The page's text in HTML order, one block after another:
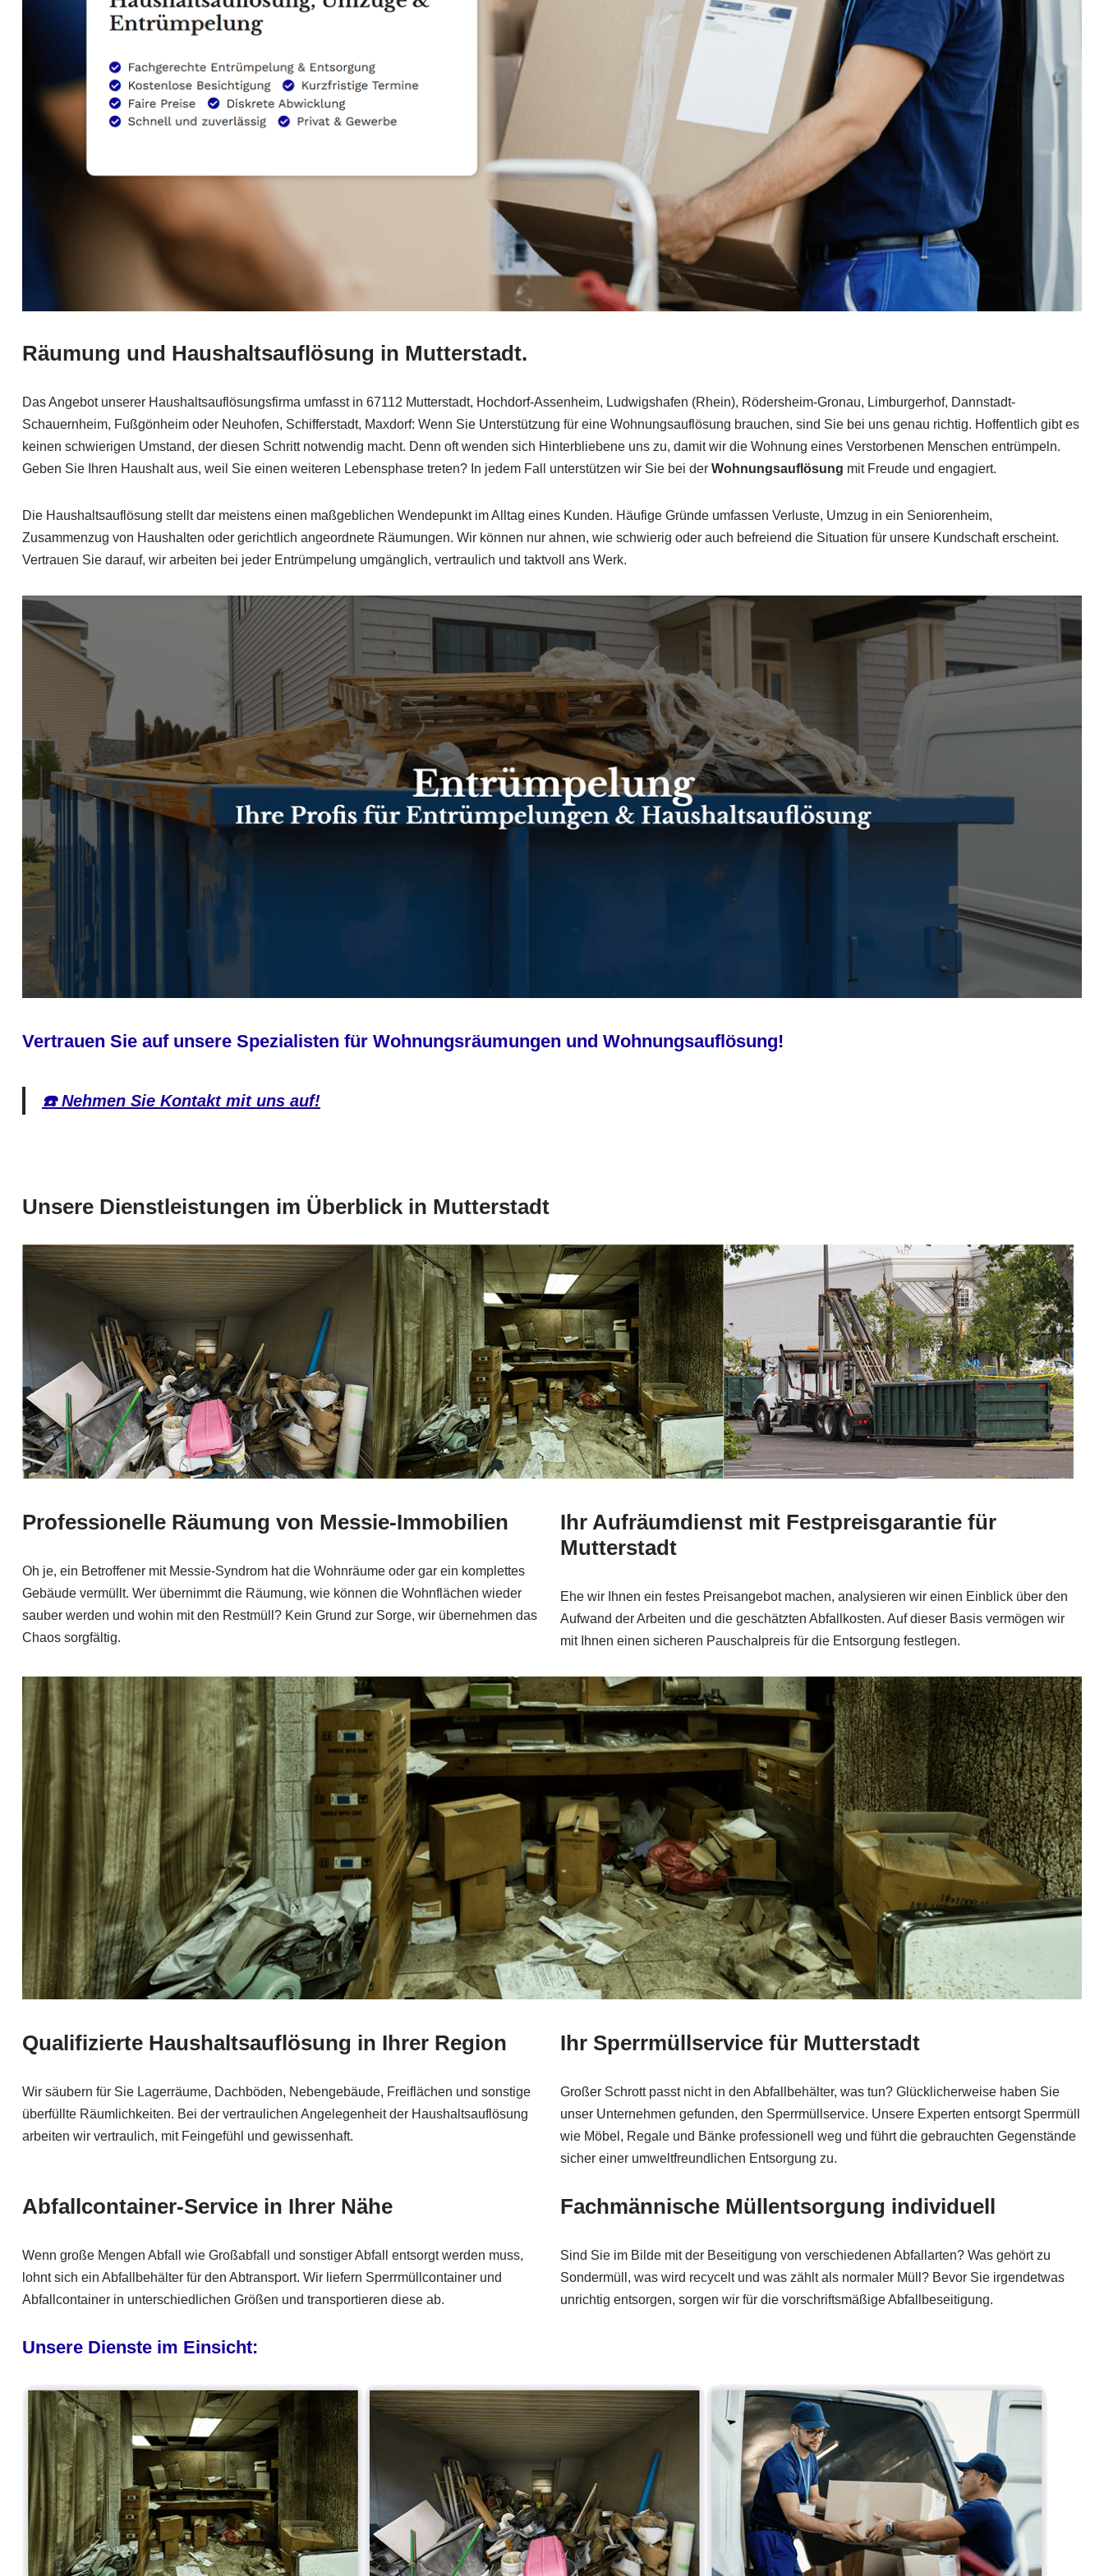
Räumung und Haushaltsauflösung in Mutterstadt.
Das Angebot unserer Haushaltsauflösungsfirma umfasst in 67112 Mutterstadt, Hochdorf-Assenheim, Ludwigshafen (Rhein), Rödersheim-Gronau, Limburgerhof, Dannstadt-
Schauernheim, Fußgönheim oder Neuhofen, Schifferstadt, Maxdorf: Wenn Sie Unterstützung für eine Wohnungsauflösung brauchen, sind Sie bei uns genau richtig. Hoffentlich gibt es
keinen schwierigen Umstand, der diesen Schritt notwendig macht. Denn oft wenden sich Hinterbliebene uns zu, damit wir die Wohnung eines Verstorbenen Menschen entrümpeln.
Geben Sie Ihren Haushalt aus, weil Sie einen weiteren Lebensphase treten? In jedem Fall unterstützen wir Sie bei der Wohnungsauflösung mit Freude und engagiert.
Die Haushaltsauflösung stellt dar meistens einen maßgeblichen Wendepunkt im Alltag eines Kunden. Häufige Gründe umfassen Verluste, Umzug in ein Seniorenheim,
Zusammenzug von Haushalten oder gerichtlich angeordnete Räumungen. Wir können nur ahnen, wie schwierig oder auch befreiend die Situation für unsere Kundschaft erscheint.
Vertrauen Sie darauf, wir arbeiten bei jeder Entrümpelung umgänglich, vertraulich und taktvoll ans Werk.
Vertrauen Sie auf unsere Spezialisten für Wohnungsräumungen und Wohnungsauflösung!
☎️ Nehmen Sie Kontakt mit uns auf!
Unsere Dienstleistungen im Überblick in Mutterstadt
Professionelle Räumung von Messie-Immobilien
Oh je, ein Betroffener mit Messie-Syndrom hat die Wohnräume oder gar ein komplettes
Gebäude vermüllt. Wer übernimmt die Räumung, wie können die Wohnflächen wieder
sauber werden und wohin mit den Restmüll? Kein Grund zur Sorge, wir übernehmen das
Chaos sorgfältig.
Ihr Aufräumdienst mit Festpreisgarantie für
Mutterstadt
Ehe wir Ihnen ein festes Preisangebot machen, analysieren wir einen Einblick über den
Aufwand der Arbeiten und die geschätzten Abfallkosten. Auf dieser Basis vermögen wir
mit Ihnen einen sicheren Pauschalpreis für die Entsorgung festlegen.
Qualifizierte Haushaltsauflösung in Ihrer Region
Wir säubern für Sie Lagerräume, Dachböden, Nebengebäude, Freiflächen und sonstige
überfüllte Räumlichkeiten. Bei der vertraulichen Angelegenheit der Haushaltsauflösung
arbeiten wir vertraulich, mit Feingefühl und gewissenhaft.
Ihr Sperrmüllservice für Mutterstadt
Großer Schrott passt nicht in den Abfallbehälter, was tun? Glücklicherweise haben Sie
unser Unternehmen gefunden, den Sperrmüllservice. Unsere Experten entsorgt Sperrmüll
wie Möbel, Regale und Bänke professionell weg und führt die gebrauchten Gegenstände
sicher einer umweltfreundlichen Entsorgung zu.
Abfallcontainer-Service in Ihrer Nähe
Wenn große Mengen Abfall wie Großabfall und sonstiger Abfall entsorgt werden muss,
lohnt sich ein Abfallbehälter für den Abtransport. Wir liefern Sperrmüllcontainer und
Abfallcontainer in unterschiedlichen Größen und transportieren diese ab.
Fachmännische Müllentsorgung individuell
Sind Sie im Bilde mit der Beseitigung von verschiedenen Abfallarten? Was gehört zu
Sondermüll, was wird recycelt und was zählt als normaler Müll? Bevor Sie irgendetwas
unrichtig entsorgen, sorgen wir für die vorschriftsmäßige Abfallbeseitigung.
Unsere Dienste im Einsicht: